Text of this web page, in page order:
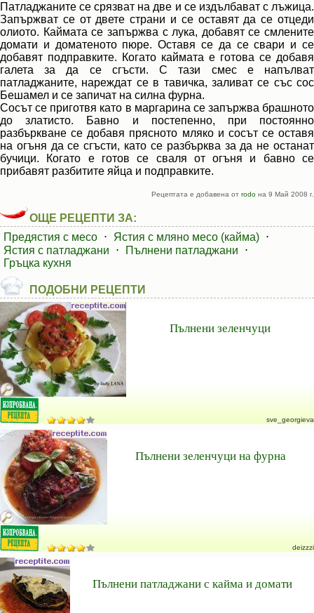
Патладжаните се срязват на две и се издълбават с лъжица.
Запържват се от двете страни и се оставят да се отцеди
олиото. Каймата се запържва с лука, добавят се смлените
домати и доматеното пюре. Оставя се да се свари и се
добавят подправките. Когато каймата е готова се добавя
галета за да се сгъсти. С тази смес е напълват
патладжаните, нареждат се в тавичка, заливат се със сос
Бешамел и се запичат на силна фурна.
Сосът се приготвя като в маргарина се запържва брашното
до златисто. Бавно и постепенно, при постоянно
разбъркване се добавя прясното мляко и сосът се оставя
на огъня да се сгъсти, като се разбърква за да не останат
бучици. Когато е готов се сваля от огъня и бавно се
прибавят разбитите яйца и подправките.
Рецептата е добавена от rodo на 9 Май 2008 г.
ОЩЕ РЕЦЕПТИ ЗА:
Предястия с месо ⋅ Ястия с мляно месо (кайма) ⋅
Ястия с патладжани
⋅ Пълнени патладжани
⋅
Гръцка кухня
ПОДОБНИ РЕЦЕПТИ
Пълнени зеленчуци
sve_georgieva
Пълнени зеленчуци на фурна
deizzzi
Пълнени патладжани с кайма и домати